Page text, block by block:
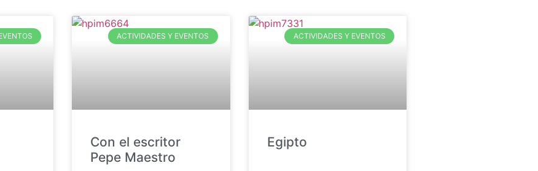
ACTIVIDADES Y EVENTOS
Con el escritor
Pepe Maestro
ACTIVIDADES Y EVENTOS
Egipto